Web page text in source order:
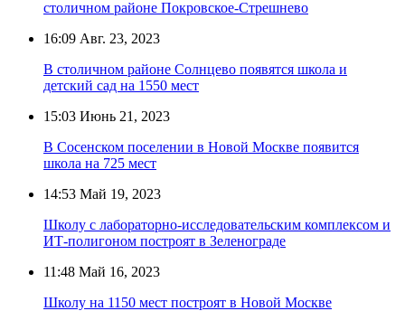
столичном районе Покровское-Стрешнево
16:09 Авг. 23, 2023
В столичном районе Солнцево появятся школа и
детский сад на 1550 мест
15:03 Июнь 21, 2023
В Сосенском поселении в Новой Москве появится
школа на 725 мест
14:53 Май 19, 2023
Школу с лабораторно-исследовательским комплексом и
ИТ-полигоном построят в Зеленограде
11:48 Май 16, 2023
Школу на 1150 мест построят в Новой Москве